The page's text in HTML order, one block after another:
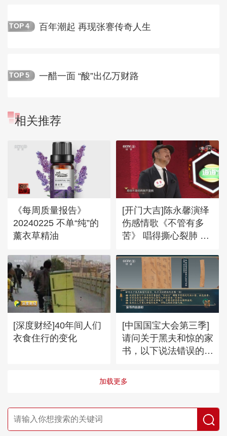
TOP 4 百年潮起 再现张謇传奇人生
TOP 5 一醋一面 “酸”出亿万财路
相关推荐
《每周质量报告》
20240225 不单“纯”的
薰衣草精油
[开门大吉]陈永馨演绎
伤感情歌《不管有多
苦》 唱得撕心裂肺 痛
[深度财经]40年间人们
衣食住行的变化
[中国国宝大会第三季]
请问关于黑夫和惊的家
书，以下说法错误的是
加载更多